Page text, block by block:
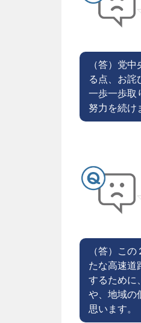
（答）党
る点、お詫
一歩一歩取
努力を続け
（答）こ
たな高速道
するために
や、地域の
思います。